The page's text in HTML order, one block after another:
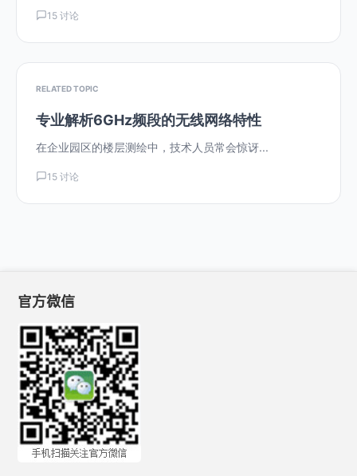
15 讨论
RELATED TOPIC
专业解析6GHz频段的无线网络特性
在企业园区的楼层测绘中，技术人员常会惊讶...
15 讨论
官方微信